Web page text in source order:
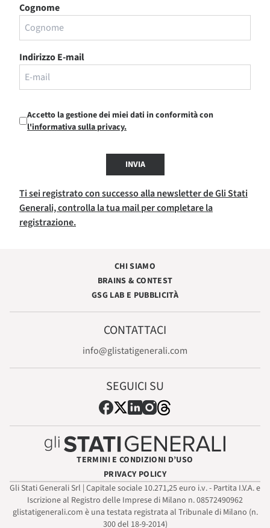
Cognome
Indirizzo E-mail
Accetto la gestione dei miei dati in conformità con
l'informativa sulla privacy.
INVIA
Ti sei registrato con successo alla newsletter de Gli Stati
Generali, controlla la tua mail per completare la
registrazione.
CHI SIAMO
BRAINS & CONTEST
GSG LAB E PUBBLICITÀ
CONTATTACI
info@glistatigenerali.com
SEGUICI SU
TERMINI E CONDIZIONI D’USO
PRIVACY POLICY
Gli Stati Generali Srl | Capitale sociale 10.271,25 euro i.v. - Partita I.V.A. e
Iscrizione al Registro delle Imprese di Milano n. 08572490962
glistatigenerali.com è una testata registrata al Tribunale di Milano (n.
300 del 18-9-2014)